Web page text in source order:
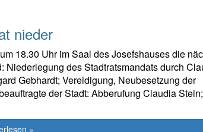
nieder
18.30 Uhr im Saal des Josefshauses die
Niederlegung des Stadtratsmandats durch
Gebhardt; Vereidigung, Neubesetzung der
der Stadt: Abberufung Claudia Stein;
»